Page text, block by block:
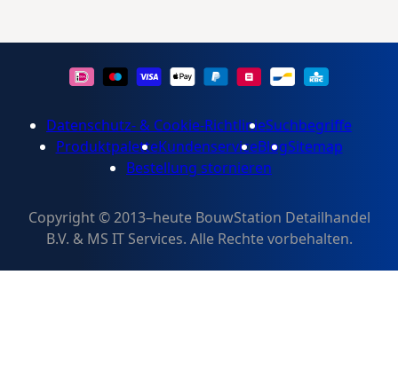
Datenschutz- & Cookie-RichtlinieSuchbegriffe
ProduktpaletteKundenserviceBlogSitemap
Bestellung stornieren
Copyright © 2013–heute BouwStation Detailhandel
B.V. & MS IT Services. Alle Rechte vorbehalten.